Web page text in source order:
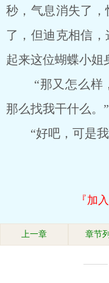
秒，气息消失了
了，但迪克相信
起来这位蝴蝶小姐
“那又怎么样，
那么找我干什么。”
“好吧，可是我
『加
上一章 章节